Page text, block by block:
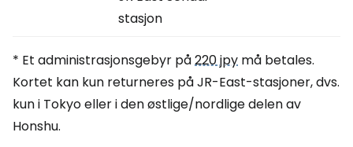
stasjon
* Et administrasjonsgebyr på220 jpy må betales.
Kortet kan kun returneres på JR-East-stasjoner, dvs.
kun i Tokyo eller i den østlige/nordlige delen av
Honshu.